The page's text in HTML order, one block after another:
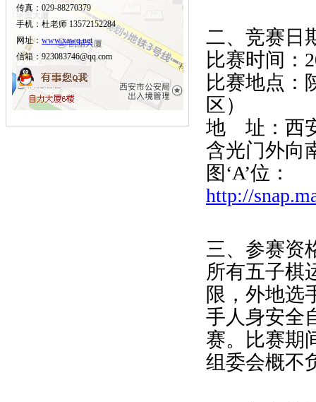
传真：029-88270379
手机：杜老师 13572152284
网址： www.xawq.net
信箱：923083746@qq.com
二、竞赛日
比赛时间：
比赛地点：
区）
地 址：西
含光门外向
图‘A’位：
http://
三、参赛资
所有五子棋
限，外地选
手人身安全
赛。比赛期
组委会概不